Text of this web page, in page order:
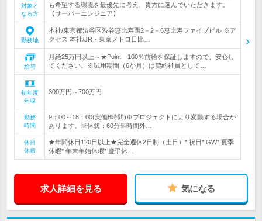
対象と
なる方
も希望する環境を最優先に考え、貴方に選んでいただきます。
【サーバーエンジニア】
勤務地
本社/東京都渋谷区渋谷恵比寿西2－2－6恵比寿ファイブビル ※ア
クセス 本社/JR・東京メトロ日比…
給与
月給25万円以上～★Point 100％前給を保証しますので、安心し
てください。※試用期間（6か月）は契約社員として…
初年度
年収
300万円～700万円
勤務
時間
9：00～18：00(実働8時間)※プロジェクトにより変動する場合が
あります。※休憩：60分※時間外…
休日
休暇
★年間休日120日以上★完全週休2日制（土日）* 祝日* GW* 夏季
休暇* 年末年始休暇* 慶弔休…
求人詳細を見る 気になる